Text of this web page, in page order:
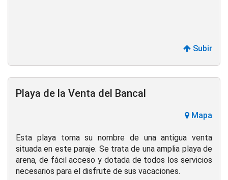
Subir
Playa de la Venta del Bancal
Mapa
Esta playa toma su nombre de una antigua venta
situada en este paraje. Se trata de una amplia playa de
arena, de fácil acceso y dotada de todos los servicios
necesarios para el disfrute de sus vacaciones.